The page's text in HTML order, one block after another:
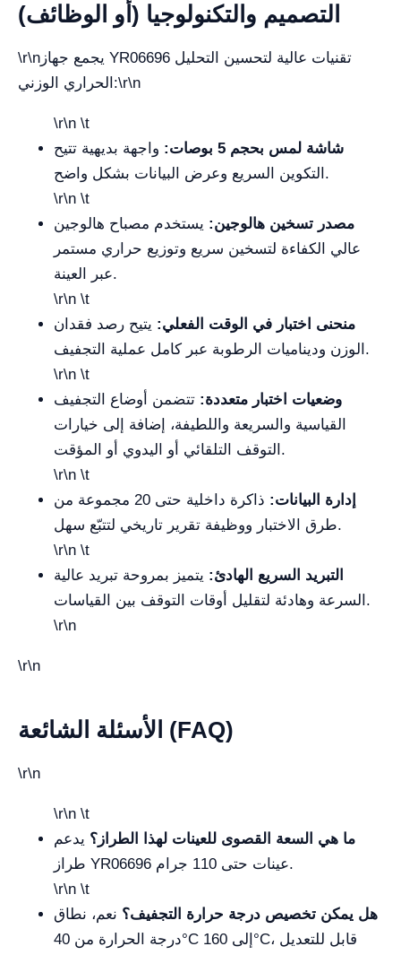
التصميم والتكنولوجيا (أو الوظائف)
\r\nيجمع جهاز YR06696 تقنيات عالية لتحسين التحليل
الحراري الوزني:\r\n
\r\n \t
شاشة لمس بحجم 5 بوصات:
واجهة بديهية تتيح
التكوين السريع وعرض البيانات بشكل واضح.
\r\n \t
مصدر تسخين هالوجين: يستخدم مصباح هالوجين
عالي الكفاءة لتسخين سريع وتوزيع حراري مستمر
عبر العينة.
\r\n \t
منحنى اختبار في الوقت الفعلي: يتيح رصد فقدان
الوزن وديناميات الرطوبة عبر كامل عملية التجفيف.
\r\n \t
وضعيات اختبار متعددة: تتضمن أوضاع التجفيف
القياسية والسريعة واللطيفة، إضافة إلى خيارات
التوقف التلقائي أو اليدوي أو المؤقت.
\r\n \t
إدارة البيانات:
ذاكرة داخلية حتى 20 مجموعة من
طرق الاختبار ووظيفة تقرير تاريخي لتتبّع سهل.
\r\n \t
التبريد السريع الهادئ: يتميز بمروحة تبريد عالية
السرعة وهادئة لتقليل أوقات التوقف بين القياسات.
\r\n
\r\n
الأسئلة الشائعة (FAQ)
\r\n
\r\n \t
ما هي السعة القصوى للعينات لهذا الطراز؟ يدعم
طراز YR06696 عينات حتى 110 جرام.
\r\n \t
هل يمكن تخصيص درجة حرارة التجفيف؟ نعم، نطاق
درجة الحرارة من 40°C إلى 160°C، قابل للتعديل